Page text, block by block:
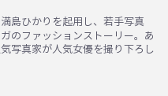
島ひかりを起用し、若手写真
のファッションストーリー。あ
写真家が人気女優を撮り下ろし